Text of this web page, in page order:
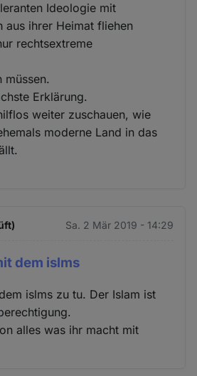
Ideologie mit
aus ihrer Heimat fliehen
rechtsextreme
müssen.
Erklärung.
weiter zuschauen, wie
moderne Land in das
Sa. 2 Mär 2019 - 14:29
dem islms
islms zu tu. Der Islam ist
alles was ihr macht mit